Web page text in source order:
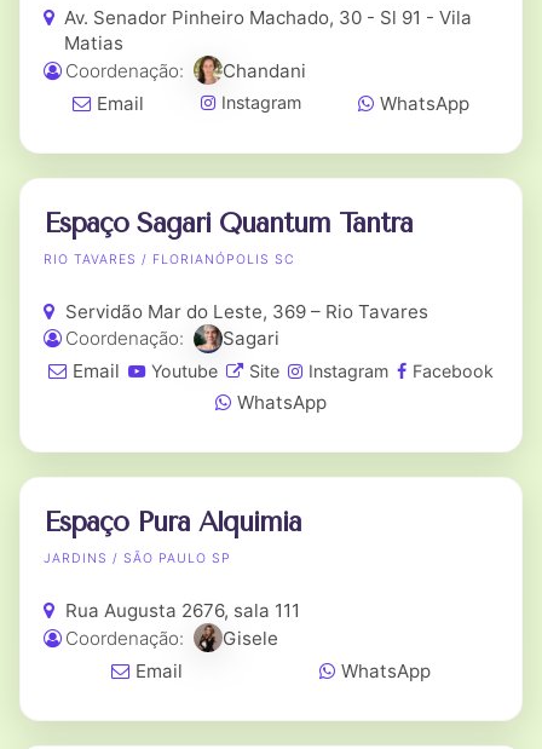
Av. Senador Pinheiro Machado, 30 - Sl 91 - Vila
Matias
Coordenação:
Chandani
Email
Instagram WhatsApp
Espaço Sagari Quantum Tantra
RIO TAVARES / FLORIANÓPOLIS SC
Servidão Mar do Leste, 369 – Rio Tavares
Coordenação:
Sagari
Email
Youtube Site Instagram Facebook
WhatsApp
Espaço Pura Alquimia
JARDINS / SÃO PAULO SP
Rua Augusta 2676, sala 111
Coordenação:
Gisele
Email
WhatsApp